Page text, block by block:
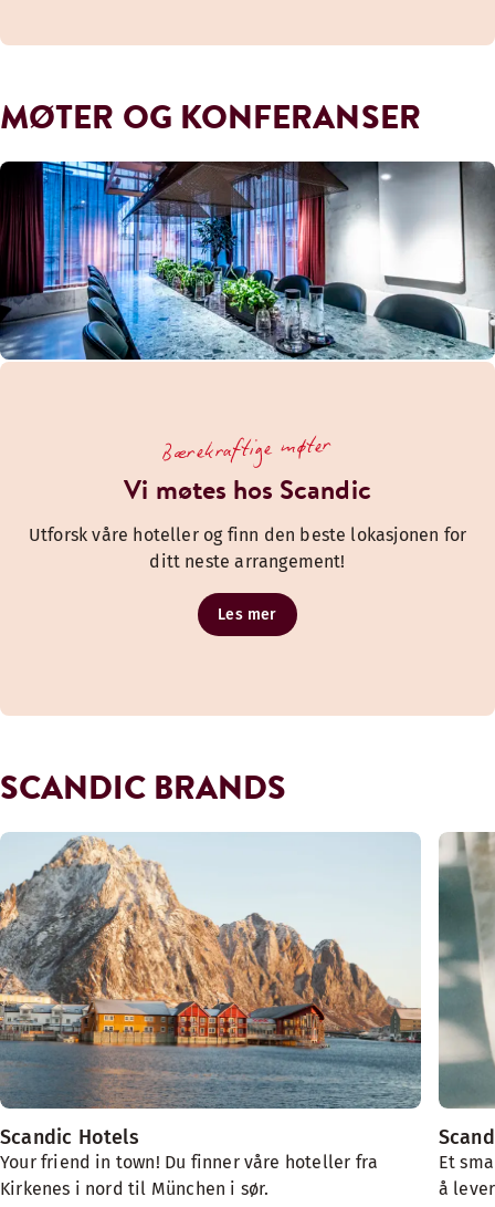
MØTER OG KONFERANSER
Bærekraftige møter
Vi møtes hos Scandic
Utforsk våre hoteller og finn den beste lokasjonen for
ditt neste arrangement!
Les mer
SCANDIC BRANDS
Scandic Hotels
Your friend in town! Du finner våre hoteller fra
Kirkenes i nord til München i sør.
Et
å